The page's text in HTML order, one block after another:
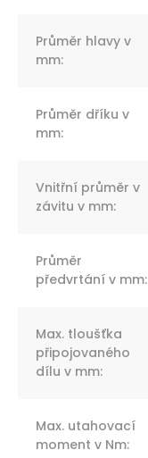
Průměr hlavy v
mm:
Průměr dříku v
mm:
Vnitřní průměr v
závitu v mm:
Průměr
předvrtání v mm:
Max. tloušťka
připojovaného
dílu v mm:
Max. utahovací
moment v Nm: